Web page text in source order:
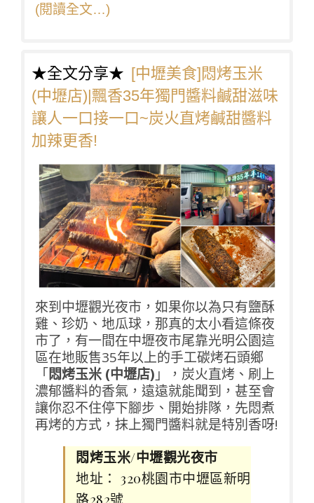
(閱讀全文…)
★全文分享★ [中壢美食]悶烤玉米
(中壢店)|飄香35年獨門醬料鹹甜滋味
讓人一口接一口~炭火直烤鹹甜醬料
加辣更香!
來到中壢觀光夜市 ，如果你以為只有鹽酥
雞、珍奶、地瓜球，那真的太小看這條夜
市了，有一間在中壢夜市尾靠光明公園這
區在地販售35年以上的手工碳烤石頭鄉
「悶烤玉米 (中壢店)」，炭火直烤、刷上
濃郁醬料的香氣，遠遠就能聞到，甚至會
讓你忍不住停下腳步、開始排隊，先悶煮
再烤的方式，抹上獨門醬料就是特別香呀!
悶烤玉米/中壢觀光夜市
地址： 320桃園市中壢區新明
路282號